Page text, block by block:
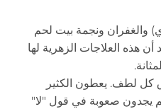
والغفران ونجمة بيت لحم
هذه العلاجات الزهرية لها
كل لطف. يعطون الكثير
يجدون صعوبة في قول "لا"